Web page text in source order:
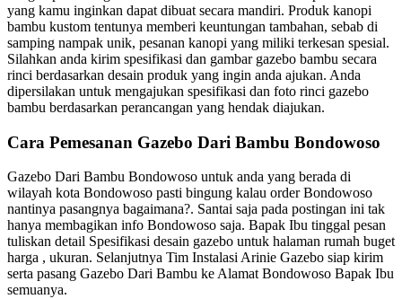
yang kamu inginkan dapat dibuat secara mandiri. Produk kanopi
bambu kustom tentunya memberi keuntungan tambahan, sebab di
samping nampak unik, pesanan kanopi yang miliki terkesan spesial.
Silahkan anda kirim spesifikasi dan gambar gazebo bambu secara
rinci berdasarkan desain produk yang ingin anda ajukan. Anda
dipersilakan untuk mengajukan spesifikasi dan foto rinci gazebo
bambu berdasarkan perancangan yang hendak diajukan.
Cara Pemesanan Gazebo Dari Bambu Bondowoso
Gazebo Dari Bambu Bondowoso untuk anda yang berada di
wilayah kota Bondowoso pasti bingung kalau order Bondowoso
nantinya pasangnya bagaimana?. Santai saja pada postingan ini tak
hanya membagikan info Bondowoso saja. Bapak Ibu tinggal pesan
tuliskan detail Spesifikasi desain gazebo untuk halaman rumah buget
harga , ukuran. Selanjutnya Tim Instalasi Arinie Gazebo siap kirim
serta pasang Gazebo Dari Bambu ke Alamat Bondowoso Bapak Ibu
semuanya.